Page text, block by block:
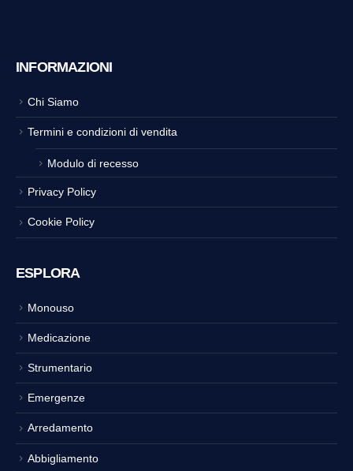
INFORMAZIONI
Chi Siamo
Termini e condizioni di vendita
Modulo di recesso
Privacy Policy
Cookie Policy
ESPLORA
Monouso
Medicazione
Strumentario
Emergenze
Arredamento
Abbigliamento